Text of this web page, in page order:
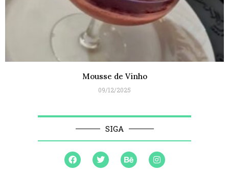
Mousse de Vinho
09/12/2025
SIGA